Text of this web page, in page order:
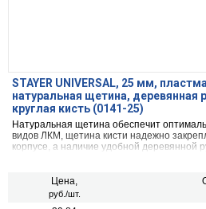
STAYER UNIVERSAL, 25 мм,
натуральная щетина, деревянная
круглая кисть (0141-25)
Натуральная щетина обеспечит
видов ЛКМ, щетина кисти надежно
корпусе, а наличие удобной деревянной
Цена,
руб./шт.